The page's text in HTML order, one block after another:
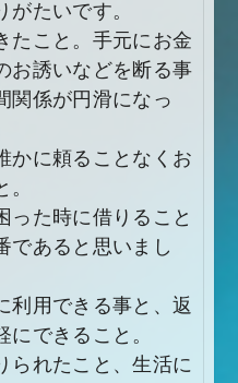
がたいです。
たこと。手元にお金
お誘いなどを断る事
関係が円滑になっ
かに頼ることなくお
。
った時に借りること
であると思いまし
利用できる事と、返
にできること。
られたこと、生活に